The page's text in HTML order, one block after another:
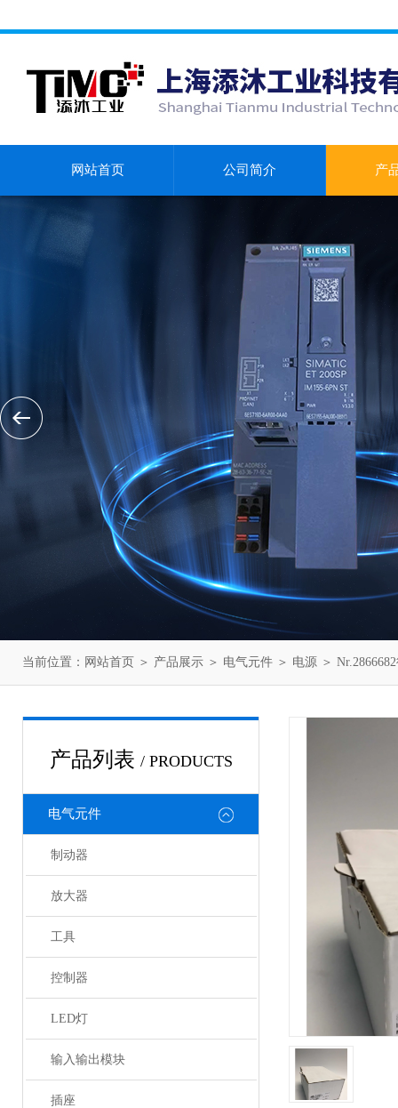
网站首页 公司简介 产
当前位置： 网站首页 ＞ 产品展示 ＞ 电气元件 ＞ 电源 ＞
产品列表 / PRODUCTS
电气元件
制动器
放大器
工具
控制器
LED灯
输入输出模块
插座